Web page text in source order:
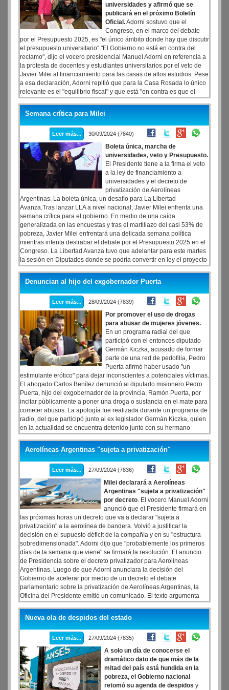
universidades y afirmó que se
publicará en el próximo Boletín
Oficial.Adorni sostuvo que el
Congreso, en el marco del debate
por el Presupuesto 2025, es "el único ámbito donde hay que discutir
el presupuesto universitario" "El Gobierno no está en contra del
reclamo", dijo el vocero presidencial Manuel Adorni en referencia a
la protesta de docentes y estudiantes universitarios por el veto de
Javier Milei al financiamiento para las casas de altos estudios. Pese
a esa declaración, Adorni repitió que para la Casa Rosada lo único
relevante es el "equilibrio fiscal" y que está "en contra es que el
Congreso sancione leyes que no tienen una partida presupuestaria
asignada".
Semana crítica para Milei
Leer más... 30/09/2024 (7840)
Boleta única, marcha de
universidades, veto y Presupuesto.
El Presidente tiene a la firma el veto
a la ley de financiamiento a
universidades y el decreto de
privatización de Aerolíneas
Argentinas. La boleta única, un desafío para La Libertad
Avanza.Tras lanzar LLA a nivel nacional, Javier Milei enfrenta una
semana crítica para el gobierno. En medio de una caída
generalizada en las encuestas y tras el martillazo del casi 53% de
pobreza, Javier Milei enfrentará una delicada semana política
mientras intenta destrabar el debate por el Presupuesto 2025 en el
Congreso. La Libertad Avanza tuvo que adelantar para este martes
la sesión en Diputados donde se podría convertir en ley el proyecto
de boleta única papel (BUP), un desafío electoral no solo para el
oficialismo sino para todo el ecosistema político de cara a las
legislativas 2025.
Denuncian al hijo del exgobernador Puerta
Leer más... 28/09/2024 (7839)
Por promover el uso de drogas
para abusar de mujeres jóvenes.
En un programa radial del que
participó con el entonces diputado
Germán Kiczka, acusado de formar
parte de una red de pedofilia, Pedro
Puerta afirmó haber usado "un
estimulante erótico" para dejar inconscientes a potenciales víctimas.
El abogado Carlos Benítez denunció al diputado misionero Pedro
Puerta, hijo del exgobernador de la provincia, Ramón Puerta, por
incitar públicamente a poner una droga o sustancia en el mate para
cometer abusos. La apología fue realizada durante un programa de
radio, del que participó junto al ex legislador Germán Kiczka, quien
en la actualidad se encuentra detenido junto con su hermano
Sebastián, ambos acusados de formar parte de una red de
pedofilia.
Aerolíneas Argentinas "sujeta a privatización"
Leer más... 27/09/2024 (7836)
Milei declarará a Aerolíneas
Argentinas "sujeta a privatización"
por decreto. El vocero Manuel Adorni
anunció que el Presidente firmará en
las próximas horas un decreto que va a declarar "sujeta a
privatización" a la aerolínea de bandera. Volvió a justificar la
decisión en el supuesto déficit de la compañía y en su "estructura
sobredimensionada". Adorni dijo que "probablemente los primeros
días de la semana que viene" se firmará la resolución .El anuncio
de Presidencia sobre el decreto privatizador para Aerolíneas
Argentinas. Luego de que Adorni anunciara la decisión del
Gobierno de acelerar por medio de un decreto el debate
parlamentario sobre la privatización de Aerolíneas Argentinas, la
Oficina del Presidente emitió un comunicado. El texto argumenta
que "la privatización de Aerolíneas Argentinas es un paso
fundamental en el camino para liberar al país de un gastos
insostenible, y es además la única forma de evitar la quiebra y el
cierre de la compañía".
Nueva ola de despidos del estado
Leer más... 27/09/2024 (7835)
A solo un día de conocerse el
dramático dato de que más de la
mitad del país está hundida en la
pobreza, el Gobierno nacional
retomó su agenda de despidos y